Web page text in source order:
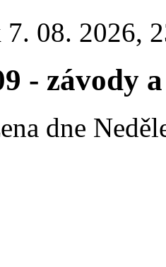
7. 08. 2026,
- závody
dne